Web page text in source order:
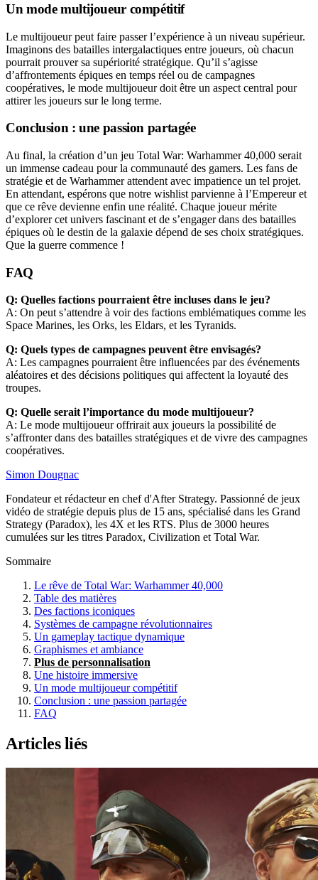
Un mode multijoueur compétitif
Le multijoueur peut faire passer l’expérience à un niveau supérieur.
Imaginons des batailles intergalactiques entre joueurs, où chacun
pourrait prouver sa supériorité stratégique. Qu’il s’agisse
d’affrontements épiques en temps réel ou de campagnes
coopératives, le mode multijoueur doit être un aspect central pour
attirer les joueurs sur le long terme.
Conclusion : une passion partagée
Au final, la création d’un jeu Total War: Warhammer 40,000 serait
un immense cadeau pour la communauté des gamers. Les fans de
stratégie et de Warhammer attendent avec impatience un tel projet.
En attendant, espérons que notre wishlist parvienne à l’Empereur et
que ce rêve devienne enfin une réalité. Chaque joueur mérite
d’explorer cet univers fascinant et de s’engager dans des batailles
épiques où le destin de la galaxie dépend de ses choix stratégiques.
Que la guerre commence !
FAQ
Q: Quelles factions pourraient être incluses dans le jeu?
A: On peut s’attendre à voir des factions emblématiques comme les
Space Marines, les Orks, les Eldars, et les Tyranids.
Q: Quels types de campagnes peuvent être envisagés?
A: Les campagnes pourraient être influencées par des événements
aléatoires et des décisions politiques qui affectent la loyauté des
troupes.
Q: Quelle serait l’importance du mode multijoueur?
A: Le mode multijoueur offrirait aux joueurs la possibilité de
s’affronter dans des batailles stratégiques et de vivre des campagnes
coopératives.
Simon Dougnac
Fondateur et rédacteur en chef d'After Strategy. Passionné de jeux
vidéo de stratégie depuis plus de 15 ans, spécialisé dans les Grand
Strategy (Paradox), les 4X et les RTS. Plus de 3000 heures
cumulées sur les titres Paradox, Civilization et Total War.
Sommaire
Le rêve de Total War: Warhammer 40,000
Table des matières
Des factions iconiques
Systèmes de campagne révolutionnaires
Un gameplay tactique dynamique
Graphismes et ambiance
Plus de personnalisation
Une histoire immersive
Un mode multijoueur compétitif
Conclusion : une passion partagée
FAQ
Articles liés